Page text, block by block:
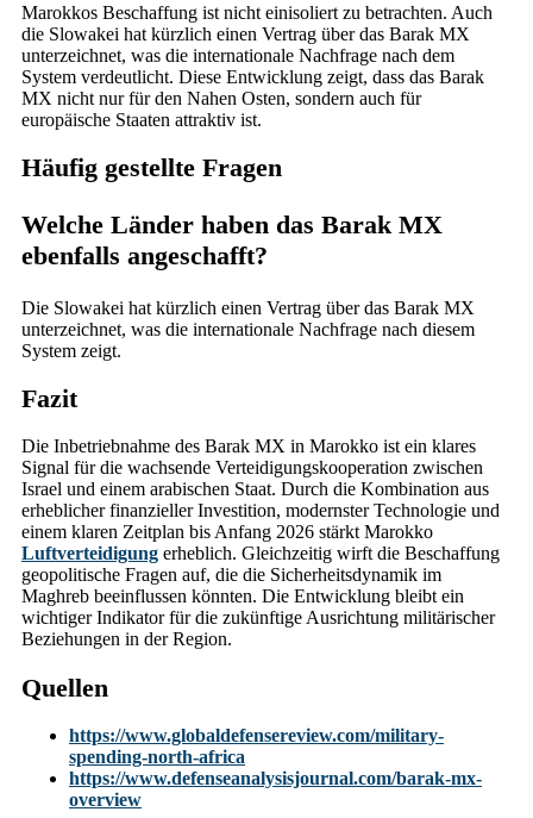
Marokkos Beschaffung ist nicht einisoliert zu betrachten. Auch
die Slowakei hat kürzlich einen Vertrag über das Barak MX
unterzeichnet, was die internationale Nachfrage nach dem
System verdeutlicht. Diese Entwicklung zeigt, dass das Barak
MX nicht nur für den Nahen Osten, sondern auch für
europäische Staaten attraktiv ist.
Häufig gestellte Fragen
Welche Länder haben das Barak MX
ebenfalls angeschafft?
Die Slowakei hat kürzlich einen Vertrag über das Barak MX
unterzeichnet, was die internationale Nachfrage nach diesem
System zeigt.
Fazit
Die Inbetriebnahme des Barak MX in Marokko ist ein klares
Signal für die wachsende Verteidigungskooperation zwischen
Israel und einem arabischen Staat. Durch die Kombination aus
erheblicher finanzieller Investition, modernster Technologie und
einem klaren Zeitplan bis Anfang 2026 stärkt Marokko
Luftverteidigung erheblich. Gleichzeitig wirft die Beschaffung
geopolitische Fragen auf, die die Sicherheitsdynamik im
Maghreb beeinflussen könnten. Die Entwicklung bleibt ein
wichtiger Indikator für die zukünftige Ausrichtung militärischer
Beziehungen in der Region.
Quellen
https://www.globaldefensereview.com/military-
spending-north-africa
https://www.defenseanalysisjournal.com/barak-mx-
overview